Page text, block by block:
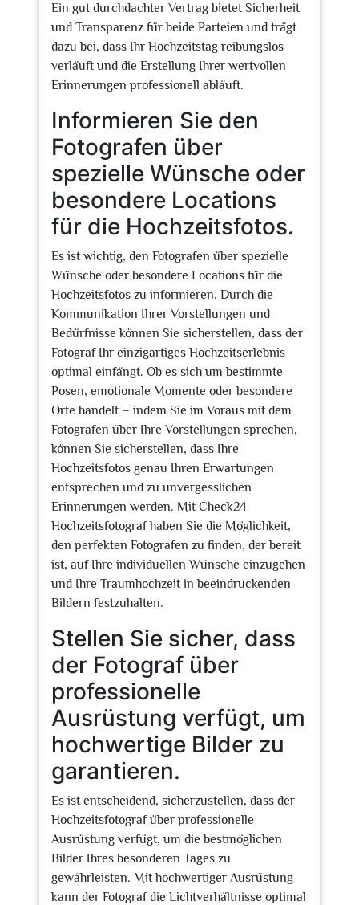
Ein gut durchdachter Vertrag bietet Sicherheit
und Transparenz für beide Parteien und trägt
dazu bei, dass Ihr Hochzeitstag reibungslos
verläuft und die Erstellung Ihrer wertvollen
Erinnerungen professionell abläuft.
Informieren Sie den
Fotografen über
spezielle Wünsche oder
besondere Locations
für die Hochzeitsfotos.
Es ist wichtig, den Fotografen über spezielle
Wünsche oder besondere Locations für die
Hochzeitsfotos zu informieren. Durch die
Kommunikation Ihrer Vorstellungen und
Bedürfnisse können Sie sicherstellen, dass der
Fotograf Ihr einzigartiges Hochzeitserlebnis
optimal einfängt. Ob es sich um bestimmte
Posen, emotionale Momente oder besondere
Orte handelt – indem Sie im Voraus mit dem
Fotografen über Ihre Vorstellungen sprechen,
können Sie sicherstellen, dass Ihre
Hochzeitsfotos genau Ihren Erwartungen
entsprechen und zu unvergesslichen
Erinnerungen werden. Mit Check24
Hochzeitsfotograf haben Sie die Möglichkeit,
den perfekten Fotografen zu finden, der bereit
ist, auf Ihre individuellen Wünsche einzugehen
und Ihre Traumhochzeit in beeindruckenden
Bildern festzuhalten.
Stellen Sie sicher, dass
der Fotograf über
professionelle
Ausrüstung verfügt, um
hochwertige Bilder zu
garantieren.
Es ist entscheidend, sicherzustellen, dass der
Hochzeitsfotograf über professionelle
Ausrüstung verfügt, um die bestmöglichen
Bilder Ihres besonderen Tages zu
gewährleisten. Mit hochwertiger Ausrüstung
kann der Fotograf die Lichtverhältnisse optimal